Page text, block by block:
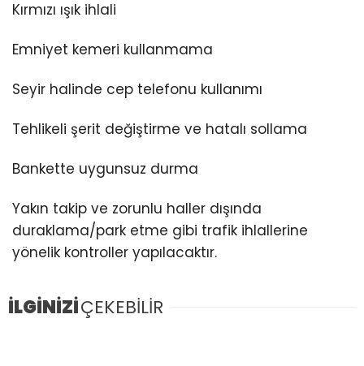
Kırmızı ışık ihlali
Emniyet kemeri kullanmama
Seyir halinde cep telefonu kullanımı
Tehlikeli şerit değiştirme ve hatalı sollama
Bankette uygunsuz durma
Yakın takip ve zorunlu haller dışında
duraklama/park etme gibi trafik ihlallerine
yönelik kontroller yapılacaktır.
İLGİNİZİÇEKEBİLİR